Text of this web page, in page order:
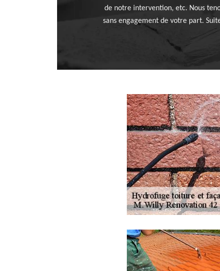
de notre intervention, etc. Nous
sans engagement de votre part.